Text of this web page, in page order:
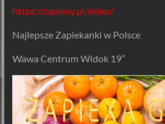
https://zapiexy.pl/sklep/
Najlepsze Zapiekanki w Polsce
Wawa Centrum Widok 19”